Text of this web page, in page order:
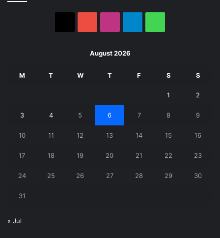
August 2026
M T W T F S S
1 2
3 4 5 6 7 8 9
10 11 12 13 14 15 16
17 18 19 20 21 22 23
24 25 26 27 28 29 30
31
« Jul